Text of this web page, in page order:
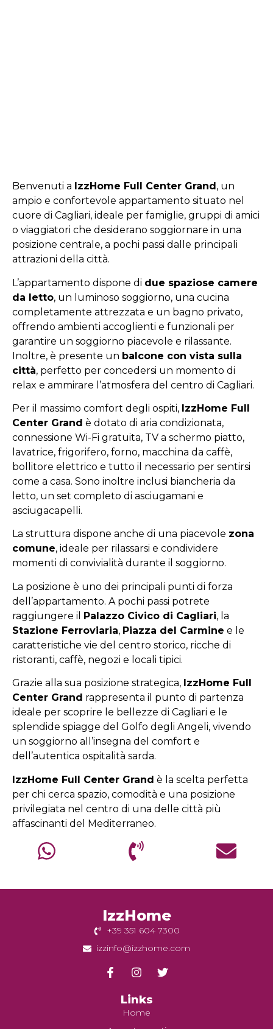
Benvenuti a IzzHome Full Center Grand , un
ampio e confortevole appartamento situato nel
cuore di Cagliari, ideale per famiglie, gruppi di amici
o viaggiatori che desiderano soggiornare in una
posizione centrale, a pochi passi dalle principali
attrazioni della città.
L’appartamento dispone di due spaziose camere
da letto, un luminoso soggiorno, una cucina
completamente attrezzata e un bagno privato,
offrendo ambienti accoglienti e funzionali per
garantire un soggiorno piacevole e rilassante.
Inoltre, è presente un balcone con vista sulla
città, perfetto per concedersi un momento di
relax e ammirare l’atmosfera del centro di Cagliari.
Per il massimo comfort degli ospiti, IzzHome Full
Center Grand è dotato di aria condizionata,
connessione Wi-Fi gratuita, TV a schermo piatto,
lavatrice, frigorifero, forno, macchina da caffè,
bollitore elettrico e tutto il necessario per sentirsi
come a casa. Sono inoltre inclusi biancheria da
letto, un set completo di asciugamani e
asciugacapelli.
La struttura dispone anche di una piacevole zona
comune, ideale per rilassarsi e condividere
momenti di convivialità durante il soggiorno.
La posizione è uno dei principali punti di forza
dell’appartamento. A pochi passi potrete
raggiungere il Palazzo Civico di Cagliari, la
Stazione Ferroviaria, Piazza del Carmine e le
caratteristiche vie del centro storico, ricche di
ristoranti, caffè, negozi e locali tipici.
Grazie alla sua posizione strategica, IzzHome Full
Center Grand rappresenta il punto di partenza
ideale per scoprire le bellezze di Cagliari e le
splendide spiagge del Golfo degli Angeli, vivendo
un soggiorno all’insegna del comfort e
dell’autentica ospitalità sarda.
IzzHome Full Center Grand è la scelta perfetta
per chi cerca spazio, comodità e una posizione
privilegiata nel centro di una delle città più
affascinanti del Mediterraneo.
IzzHome
+39 351 604 7300
izzinfo@izzhome.com
Links
Home